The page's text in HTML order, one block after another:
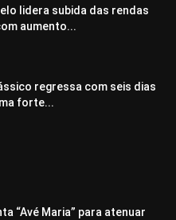
lidera subida das rendas
aumento...
regressa com seis dias
forte...
“Avé Maria” para atenuar